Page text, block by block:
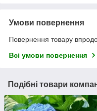
Умови повернення
Повернення товару
Всі умови повернення
Подібні товари